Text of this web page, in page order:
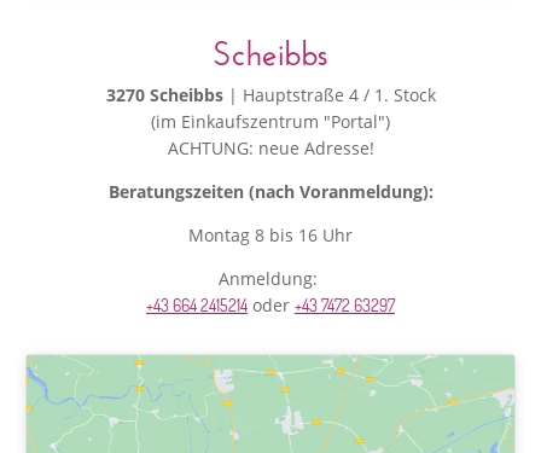
Scheibbs
3270 Scheibbs | Hauptstraße 4 / 1. Stock
(im Einkaufszentrum "Portal")
ACHTUNG: neue Adresse!
Beratungszeiten (nach Voranmeldung):
Montag 8 bis 16 Uhr
Anmeldung:
+43 664 2415214 oder +43 7472 63297